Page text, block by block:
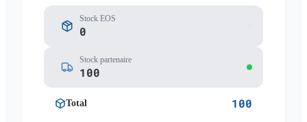
Stock EOS
0
Stock partenaire
100
Total 100